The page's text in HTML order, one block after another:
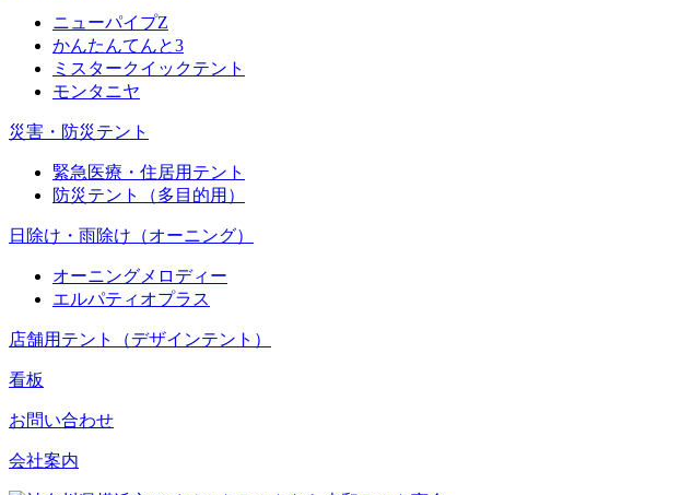
ニューパイプZ
かんたんてんと3
ミスタークイックテント
モンタニヤ
災害・防災テント
緊急医療・住居用テント
防災テント（多目的用）
日除け・雨除け（オーニング）
オーニングメロディー
エルパティオプラス
店舗用テント（デザインテント）
看板
お問い合わせ
会社案内